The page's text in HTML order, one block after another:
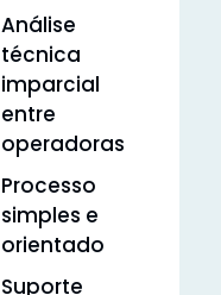
Análise
técnica
imparcial
entre
operadoras
Processo
simples e
orientado
Suporte